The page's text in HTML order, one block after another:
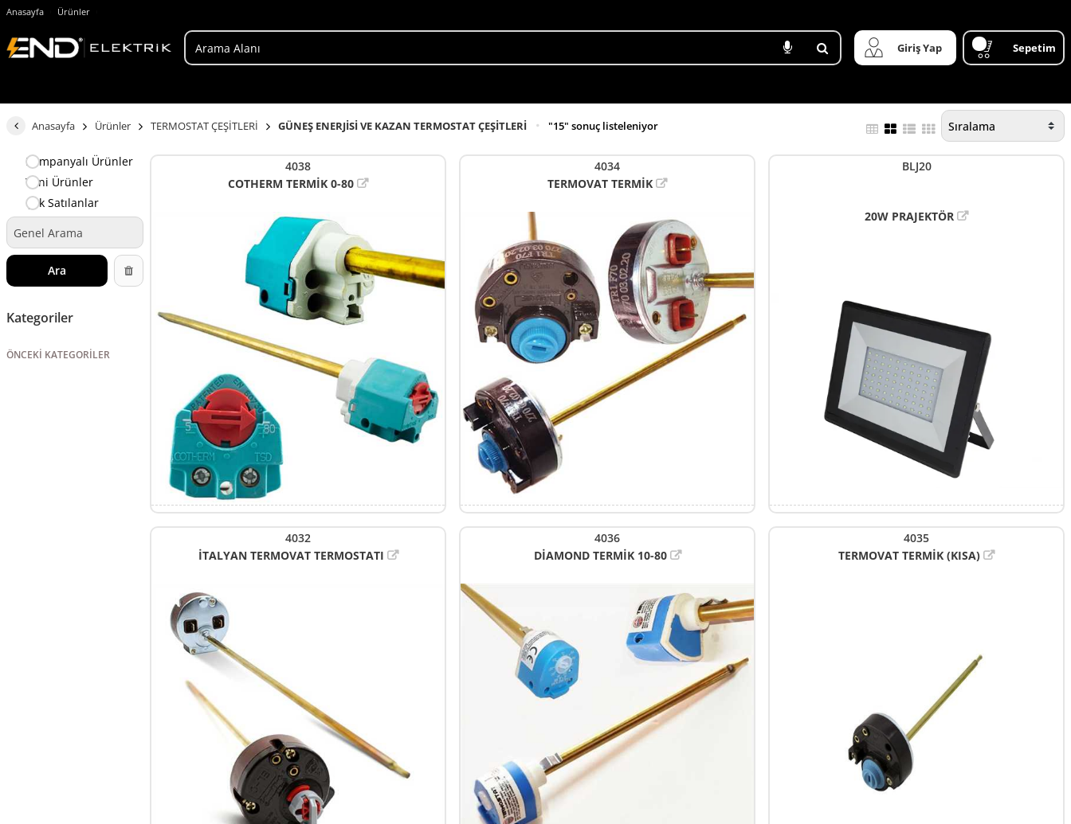
Anasayfa Ürünler
Giriş Yap Sepetim
Anasayfa Ürünler TERMOSTAT ÇEŞİTLERİ GÜNEŞ ENERJİSİ VE KAZAN TERMOSTAT ÇEŞİTLERİ "15" sonuç listeleniyor
Kampanyalı Ürünler
Yeni Ürünler
Çok Satılanlar
Ara
Kategoriler
ÖNCEKI KATEGORILER
4038
COTHERM TERMİK 0-80
4034
TERMOVAT TERMİK
BLJ20
20W PRAJEKTÖR
4032
İTALYAN TERMOVAT TERMOSTATI
4036
DİAMOND TERMİK 10-80
4035
TERMOVAT TERMİK (KISA)